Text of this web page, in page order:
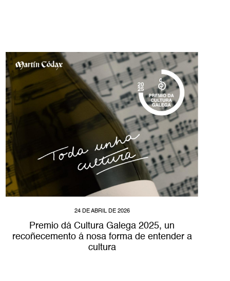
24 DE ABRIL DE 2026
Premio dá Cultura Galega 2025, un
recoñecemento á nosa forma de entender a
cultura